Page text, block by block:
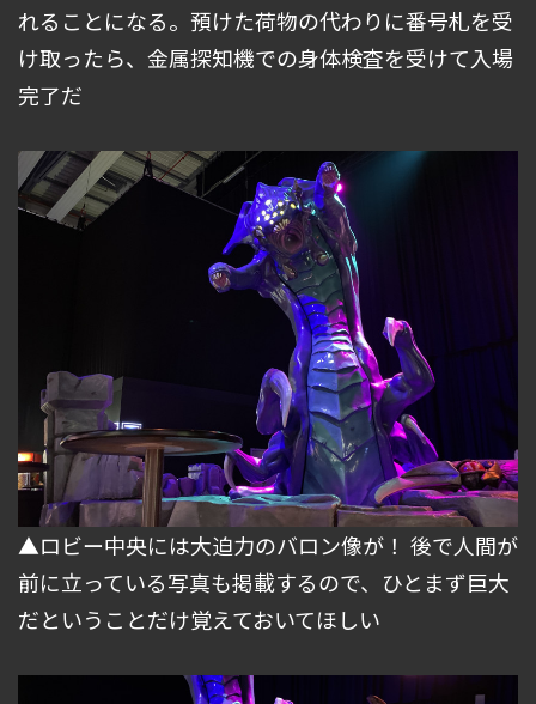
れることになる。預けた荷物の代わりに番号札を受
け取ったら、金属探知機での身体検査を受けて入場
完了だ
▲ロビー中央には大迫力のバロン像が！ 後で人間が
前に立っている写真も掲載するので、ひとまず巨大
だということだけ覚えておいてほしい